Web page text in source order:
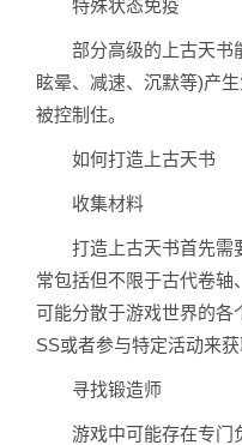
特殊状态免疫
部分高级的上古天书
眩晕、减速、沉默等)产
被控制住。
如何打造上古天书
收集材料
打造上古天书首先需
常包括但不限于古代卷轴
可能分散于游戏世界的各
SS或者参与特定活动来获
寻找锻造师
游戏中可能存在专门